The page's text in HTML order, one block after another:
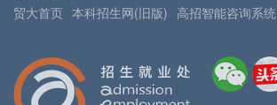
贸大首页 本科招生网(旧版) 高招智能咨询系统